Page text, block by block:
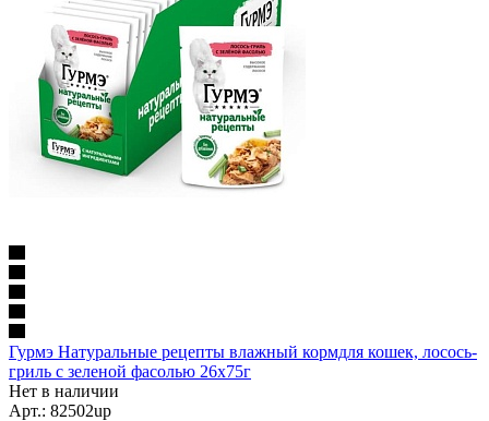
Гурмэ Натуральные рецепты влажный кормдля кошек, лосось-
гриль с зеленой фасолью 26х75г
Нет в наличии
Арт.: 82502up